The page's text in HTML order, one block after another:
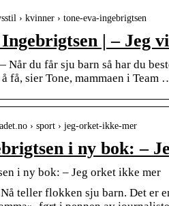
› kvinner › tone-eva-ingebrigtsen
| – Jeg
Når du får sju barn så har du
få, sier Tone, mammaen i Team
› sport › jeg-orket-ikke-mer
i ny bok: –
i ny bok: – Jeg orket ikke mer
teller flokken sju barn. Det er